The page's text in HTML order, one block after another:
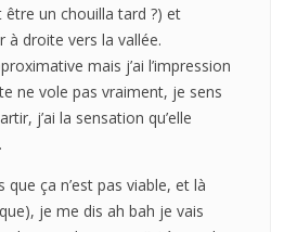
être un chouilla tard ?) et
droite vers la vallée.
mais j’ai l’impression
ne vole pas vraiment, je sens
j’ai la sensation qu’elle
ça n’est pas viable, et là
je me dis ah bah je vais